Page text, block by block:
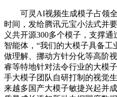
可灵AI视频生成模子占领全
时间，发给腾讯元宝小法式并
义共开源300多个模子，支撑
智能体，“我们的大模子具备
做理解、挪动方针分化等高阶
睿等特地针对法令行业的大模
手大模子团队自研打制的视觉
来越多国产大模子敏捷兴起并